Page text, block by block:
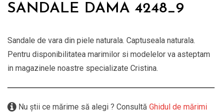
SANDALE DAMA 4248_9
Sandale de vara din piele naturala. Captuseala naturala.
Pentru disponibilitatea marimilor si modelelor va asteptam
in magazinele noastre specializate Cristina.
Nu știi ce mărime să alegi ? Consultă Ghidul de mărimi